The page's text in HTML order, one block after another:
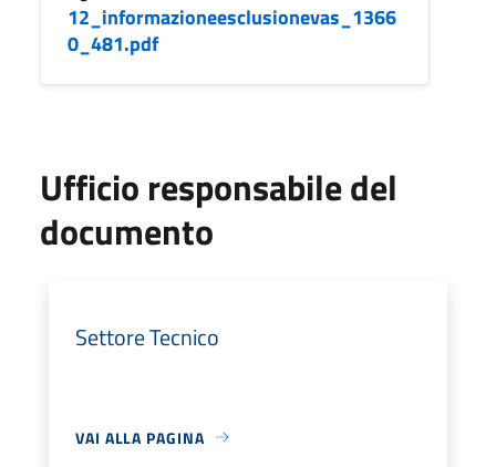
12_informazioneesclusionevas_1366
0_481.pdf
Ufficio responsabile del
documento
Settore Tecnico
VAI ALLA PAGINA